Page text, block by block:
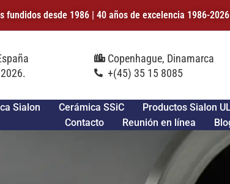
desde 1986 | 40 años de excelencia 1986-2026
Copenhague, Dinamarca
+(45) 35 15 8085
Sialon Cerámica SSiC Productos Sialon
Contacto
Reunión en línea